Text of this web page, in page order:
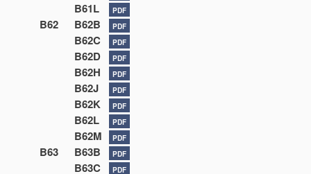
B61L PDF
B62 B62B PDF
B62C PDF
B62D PDF
B62H PDF
B62J PDF
B62K PDF
B62L PDF
B62M PDF
B63 B63B PDF
B63C PDF